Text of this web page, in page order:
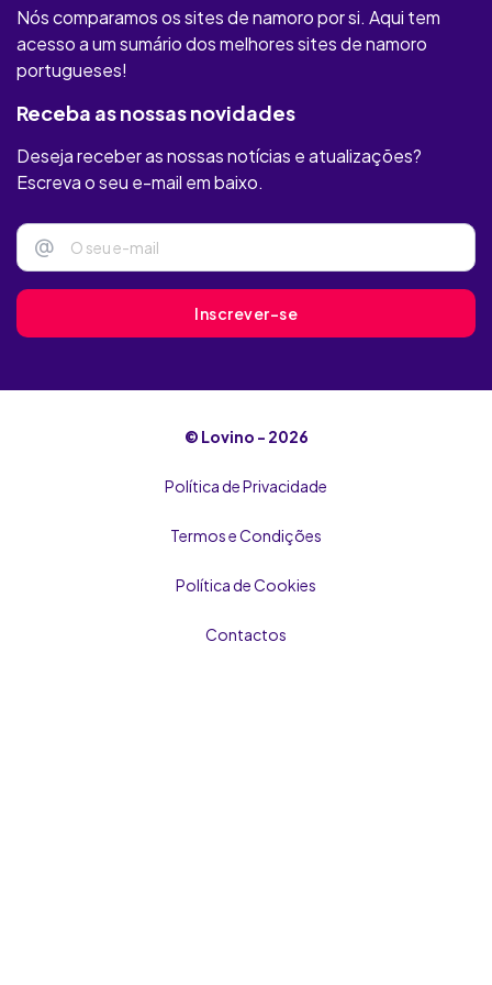
Illicit Meat
Youumu
MAXXFINDER
Privaffair
Felizes
Clube Amizade
Nós comparamos os sites de namoro por si. Aqui tem
acesso a um sumário dos melhores sites de namoro
portugueses!
Receba as nossas novidades
Deseja receber as nossas notícias e atualizações?
Escreva o seu e-mail em baixo.
@
Inscrever-se
© Lovino - 2026
Política de Privacidade
Termos e Condições
Política de Cookies
Contactos